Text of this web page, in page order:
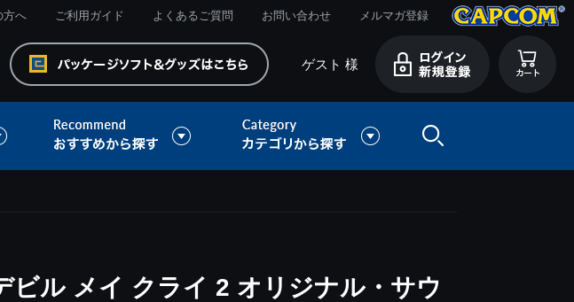
方へ ご利用ガイド よくあるご質問 お問い合わせ メルマガ登録
ゲスト 様
ビル メイ クライ 2 オリジナル・サウ